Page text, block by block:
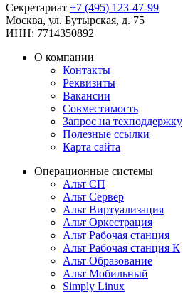
Секретариат +7 (495) 123-47-99
Москва, ул. Бутырская, д. 75
ИНН: 7714350892
О компании
Контакты
Реквизиты
Вакансии
Совместимость
Запрос на техподдержку
Полезные ссылки
Карта сайта
Операционные системы
Альт СП
Альт Сервер
Альт Виртуализация
Альт Оркестрация
Альт Рабочая станция
Альт Рабочая станция К
Альт Образование
Альт Мобильный
Simply Linux